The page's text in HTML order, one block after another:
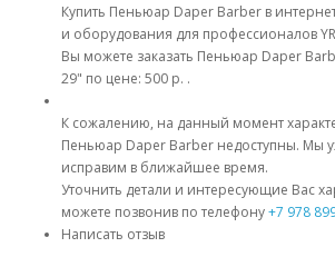
Купить Пеньюар Daper Barber в
и оборудования для профессионалов
Вы можете заказать Пеньюар Daper
29" по цене: 500 р. .
К сожалению, на данный момент
Пеньюар Daper Barber недоступны. Мы
исправим в ближайшее время.
Уточнить детали и интересующие Вас
можете позвонив по телефону+7 978
Написать отзыв